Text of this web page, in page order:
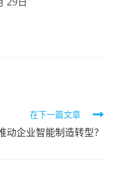
在下一篇文章
动企业智能制造转型？